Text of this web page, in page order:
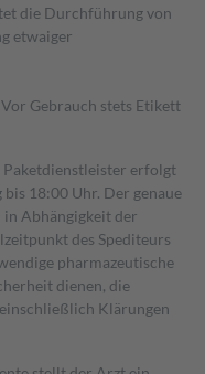
die Durchführung von
etwaiger
Gebrauch stets Etikett
Paketdienstleister erfolgt
18:00 Uhr. Der genaue
in Abhängigkeit der
des Spediteurs
pharmazeutische
dienen, die
Klärungen